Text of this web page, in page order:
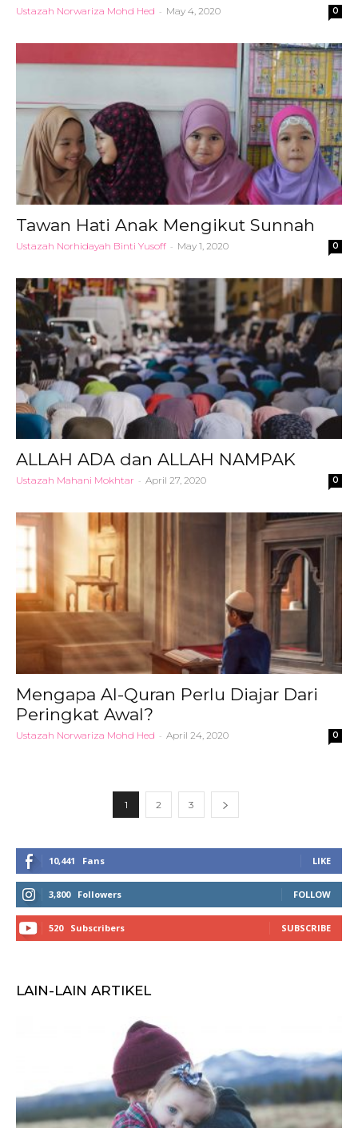
Ustazah Norwariza Mohd Hed - May 4, 2020 0
Tawan Hati Anak Mengikut Sunnah
Ustazah Norhidayah Binti Yusoff - May 1, 2020 0
ALLAH ADA dan ALLAH NAMPAK
Ustazah Mahani Mokhtar - April 27, 2020 0
Mengapa Al-Quran Perlu Diajar Dari
Peringkat Awal?
Ustazah Norwariza Mohd Hed - April 24, 2020 0
1 2 3
10,441 Fans LIKE
3,800 Followers FOLLOW
520 Subscribers SUBSCRIBE
LAIN-LAIN ARTIKEL